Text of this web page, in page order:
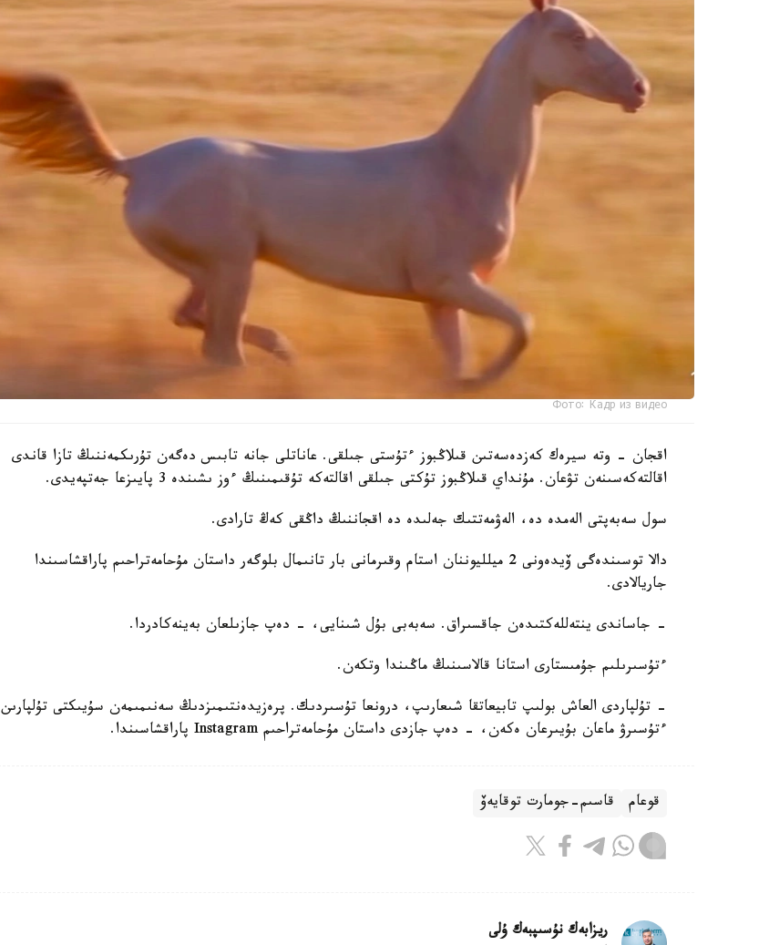
Фото: Кадр из видео
اقجان - وتە سيرەك كەزدەسەتىن قىلاڭبوز ءتۇستى جىلقى. عاناتلى جانە تابىس دەگەن تۇرىكمەننىڭ تازا قاندى
اقالتەكەسىنەن تۋعان. مۇنداي قىلاڭبوز تۇكتى جىلقى اقالتەكە تۇقىمىنىڭ ءوز ىشىندە 3 پايىزعا جەتپەيدى.
سول سەبەپتى الەمدە دە، الەۋمەتتىك جەلىدە دە اقجاننىڭ داڭقى كەڭ تارادى.
دالا توسىندەگى ۆيدەونى 2 ميلليوننان استام وقىرمانى بار تانىمال بلوگەر داستان مۇحامەتراحىم پاراقشاسىندا
جاريالادى.
- جاساندى ينتەللەكتىدەن جاقسىراق. سەبەبى بۇل شىنايى، - دەپ جازىلعان بەينەكادردا.
ءتۇسىرىلىم جۇمىستارى استانا قالاسىنىڭ ماڭىندا وتكەن.
- تۇلپاردى العاش بولىپ تابيعاتقا شىعارىپ، درونعا تۇسىردىك. پرەزيدەنتىمىزدىڭ سەنىمىمەن سۇيىكتى تۇلپارىن
ءتۇسىرۋ ماعان بۇيىرعان ەكەن، - دەپ جازدى داستان مۇحامەتراحىم Instagram پاراقشاسىندا.
قوعام قاسىم-جومارت توقايەۆ
ريزابەك نۇسىپبەك ۇلى